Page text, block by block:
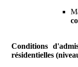
Conditions
résidentielles